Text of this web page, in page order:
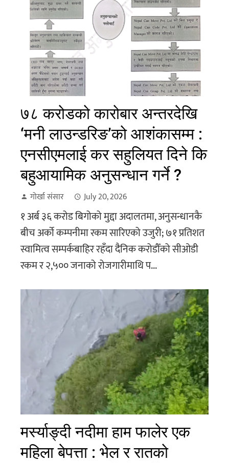
७८ करोडको कारोबार अन्तरदेखि
‘मनी लाउन्डरिङ’को आशंकासम्म :
एनसीएमलाई कर सहुलियत दिने कि
बहुआयामिक अनुसन्धान गर्ने ?
गोर्खा संसार July 20, 2026
१ अर्ब ३६ करोड बिगोको मुद्दा अदालतमा, अनुसन्धानकै
बीच अर्को कम्पनीमा रकम सारिएको उजुरी; ७१ प्रतिशत
स्वामित्व सम्पर्कबाहिर रहँदा दैनिक करोडौँको सीओडी
रकम र २,५०० जनाको रोजगारीमाथि प...
मर्स्याङ्दी नदीमा हाम फालेर एक
महिला बेपत्ता : भेल र रातको